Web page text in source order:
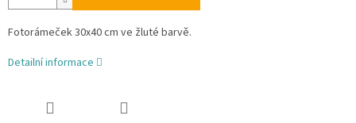
Fotorámeček 30x40 cm ve žluté barvě.
Detailní informace